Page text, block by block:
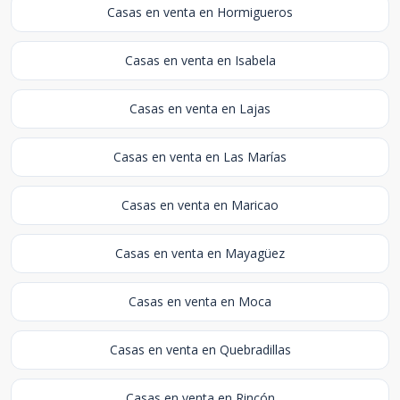
Casas en venta en Hormigueros
Casas en venta en Isabela
Casas en venta en Lajas
Casas en venta en Las Marías
Casas en venta en Maricao
Casas en venta en Mayagüez
Casas en venta en Moca
Casas en venta en Quebradillas